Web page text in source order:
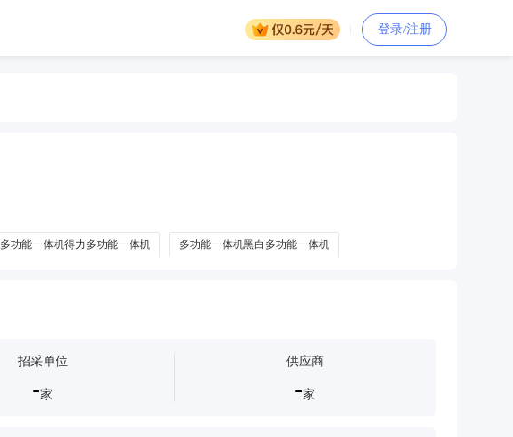
登录/注册
多功能一体机得力多功能一体机 多功能一体机黑白多功能一体机
招采单位
-家
供应商
-家